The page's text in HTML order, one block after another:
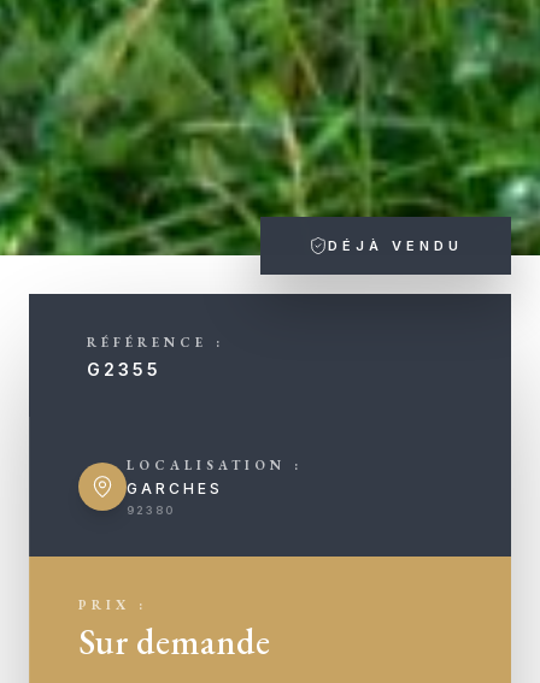
DÉJÀ VENDU
RÉFÉRENCE :
G2355
LOCALISATION :
GARCHES
92380
PRIX :
Sur demande